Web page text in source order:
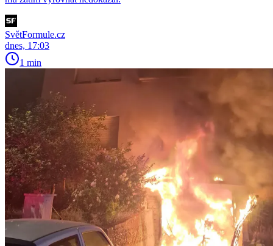
SvětFormule.cz
dnes, 17:03
1 min